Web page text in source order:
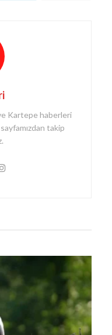
Kartepe haberleri
takip